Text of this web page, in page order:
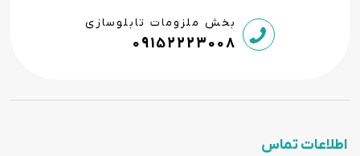
بخش ملزومات تابلوسازی
09152223008
اطلاعات تماس